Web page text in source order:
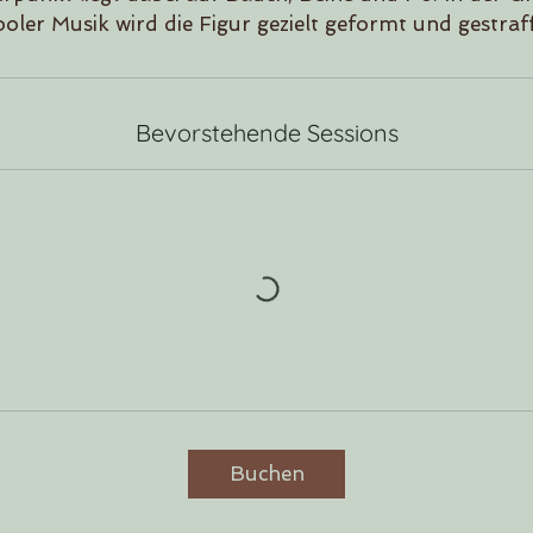
Musik wird die Figur gezielt geformt und
Bevorstehende Sessions
Buchen